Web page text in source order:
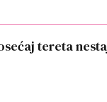
tereta